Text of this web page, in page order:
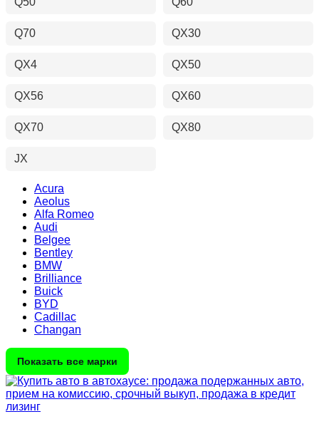
Q70 QX30
QX4 QX50
QX56 QX60
QX70 QX80
JX
Acura
Aeolus
Alfa Romeo
Audi
Belgee
Bentley
BMW
Brilliance
Buick
BYD
Cadillac
Changan
Показать все марки